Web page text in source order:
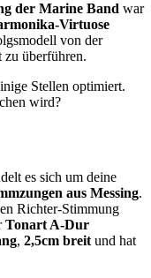
der Marine Band war
Virtuose
von der
überführen.
Stellen optimiert.
wird?
es sich um deine
aus Messing.
Richter-Stimmung
Tonart A-Dur
, 2,5cm breit und hat